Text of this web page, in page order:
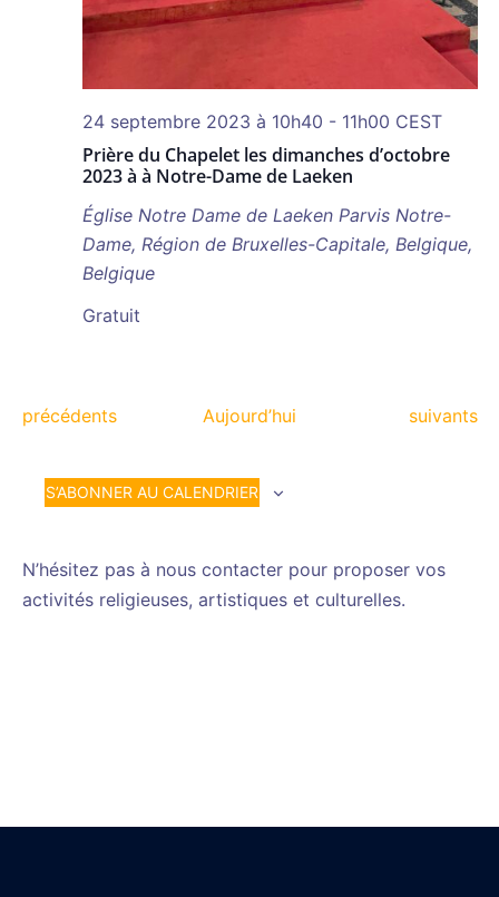
Prière du Chapelet les dimanches d’octobre
2023 à à Notre-Dame de Laeken
24 septembre 2023 à 10h40 - 11h00 CEST
Église Notre Dame de Laeken Parvis Notre-
Dame, Région de Bruxelles-Capitale, Belgique,
Belgique
Gratuit
Évènements
précédents Aujourd’hui suivants
S’ABONNER AU CALENDRIER
N’hésitez pas à nous contacter pour proposer vos
activités religieuses, artistiques et culturelles.